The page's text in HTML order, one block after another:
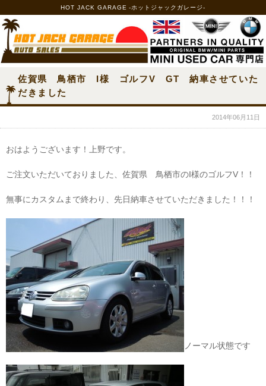
HOT JACK GARAGE -ホットジャックガレージ-
佐賀県 鳥栖市 I様 ゴルフV GT 納車させていた
だきました
2014年06月11日
おはようございます！上野です。
ご注文いただいておりました、佐賀県 鳥栖市のI様のゴルフV！！
無事にカスタムまで終わり、先日納車させていただきました！！！
ノーマル状態です